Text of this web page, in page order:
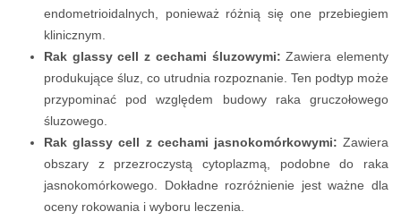
endometrioidalnych, ponieważ różnią się one przebiegiem
klinicznym.
Rak glassy cell z cechami śluzowymi: Zawiera elementy
produkujące śluz, co utrudnia rozpoznanie. Ten podtyp może
przypominać pod względem budowy raka gruczołowego
śluzowego.
Rak glassy cell z cechami jasnokomórkowymi: Zawiera
obszary z przezroczystą cytoplazmą, podobne do raka
jasnokomórkowego. Dokładne rozróżnienie jest ważne dla
oceny rokowania i wyboru leczenia.